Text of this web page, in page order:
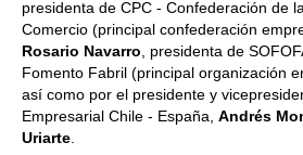
presidenta de CPC - Confederación de
Comercio (principal confederación
Rosario Navarro , presidenta de
Fomento Fabril (principal organización
así como por el presidente y
Empresarial Chile - España, Andrés
Uriarte